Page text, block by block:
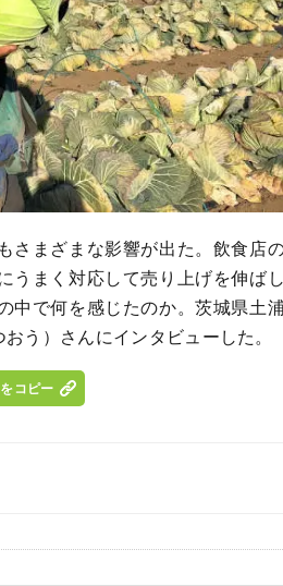
さまざまな影響が出た。飲食店
うまく対応して売り上げを伸ばし
中で何を感じたのか。茨城県土浦
う）さんにインタビューした。
コピー